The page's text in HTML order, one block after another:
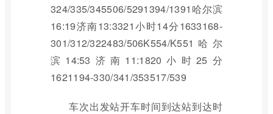
324/335/345506/5291394/1391哈尔滨
16:19济南13:3321小时14分1633168-
301/312/322483/506K554/K551哈尔
滨14:53济南11:1820小时25分
1621194-330/341/353517/539
车次出发站开车时间到达站到达时